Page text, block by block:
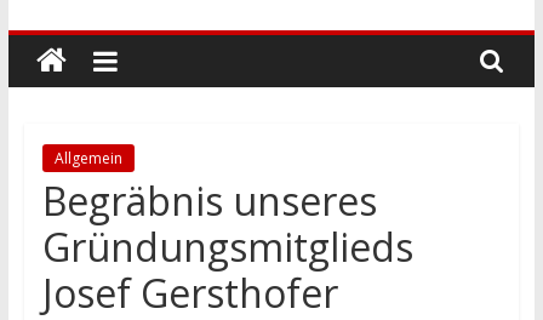
Allgemein
Begräbnis unseres
Gründungsmitglieds
Josef Gersthofer